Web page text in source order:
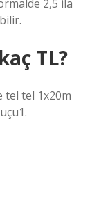
2,5 ila
TL?
tel tel 1x20m